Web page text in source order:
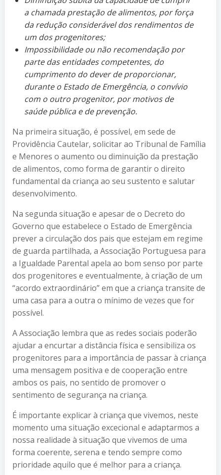
a chamada prestação de alimentos, por força
da redução considerável dos rendimentos de
um dos progenitores;
Impossibilidade ou não recomendação por
parte das entidades competentes, do
cumprimento do dever de proporcionar,
durante o Estado de Emergência, o convívio
com o outro progenitor, por motivos de
saúde pública e de prevenção.
Na primeira situação, é possível, em sede de
Providência Cautelar, solicitar ao Tribunal de Família
e Menores o aumento ou diminuição da prestação
de alimentos, como forma de garantir o direito
fundamental da criança ao seu sustento e salutar
desenvolvimento.
Na segunda situação e apesar de o Decreto do
Governo que estabelece o Estado de Emergência
prever a circulação dos pais que estejam em regime
de guarda partilhada, a Associação Portuguesa para
a Igualdade Parental apela ao bom senso por parte
dos progenitores e eventualmente, à criação de um
“acordo extraordinário” em que a criança transite de
uma casa para a outra o mínimo de vezes que for
possível.
A Associação lembra que as redes sociais poderão
ajudar a encurtar a distância física e sensibiliza os
progenitores para a importância de passar à criança
uma mensagem positiva e de cooperação entre
ambos os pais, no sentido de promover o
sentimento de segurança na criança.
É importante explicar à criança que vivemos, neste
momento uma situação excecional e adaptarmos a
nossa realidade à situação que vivemos de uma
forma coerente, serena e tendo sempre como
prioridade aquilo que é melhor para a criança.